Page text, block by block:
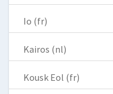
Io (fr)
Kairos (nl)
Kousk Eol (fr)